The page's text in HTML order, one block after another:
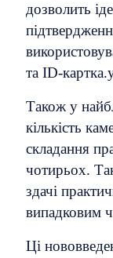
дозволить
та ID-
Також у
кількість
складання
чотирьох.
здачі
випадковим
Ці